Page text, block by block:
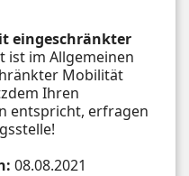
eingeschränkter
ist im Allgemeinen
Mobilität
Ihren
entspricht, erfragen
08.08.2021